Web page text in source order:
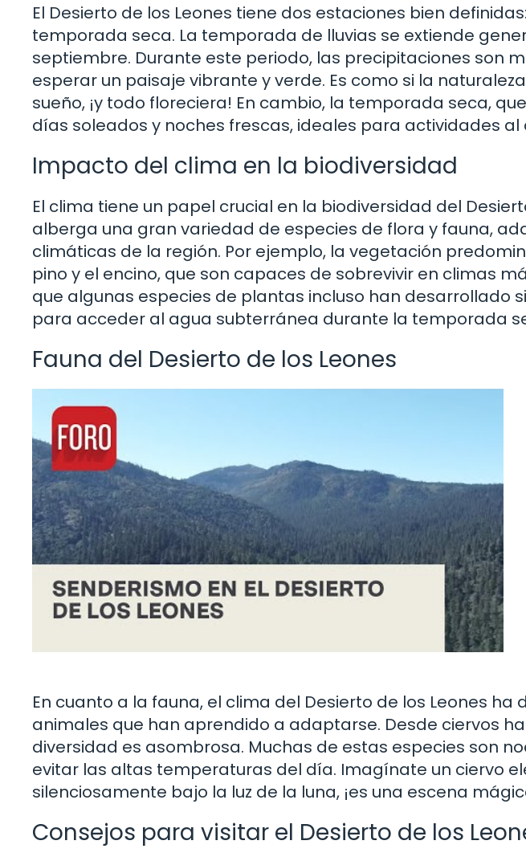
El Desierto de los Leones tiene dos estaciones bien
temporada seca. La temporada de lluvias se extiende
septiembre. Durante este periodo, las precipitaciones son
esperar un paisaje vibrante y verde. Es como si la
sueño, ¡y todo floreciera! En cambio, la temporada seca,
días soleados y noches frescas, ideales para actividades al
Impacto del clima en la biodiversidad
El clima tiene un papel crucial en la biodiversidad del
alberga una gran variedad de especies de flora y fauna,
climáticas de la región. Por ejemplo, la vegetación
pino y el encino, que son capaces de sobrevivir en climas
que algunas especies de plantas incluso han desarrollado
para acceder al agua subterránea durante la temporada
Fauna del Desierto de los Leones
En cuanto a la fauna, el clima del Desierto de los Leones ha
animales que han aprendido a adaptarse. Desde ciervos
diversidad es asombrosa. Muchas de estas especies son
evitar las altas temperaturas del día. Imagínate un ciervo
silenciosamente bajo la luz de la luna, ¡es una escena
Consejos para visitar el Desierto de los